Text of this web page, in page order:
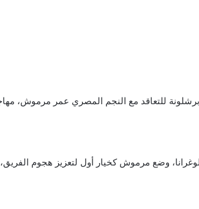
للتعاقد مع النجم المصري عمر مرموش،
وضع مرموش كخيار أول لتعزيز هجوم